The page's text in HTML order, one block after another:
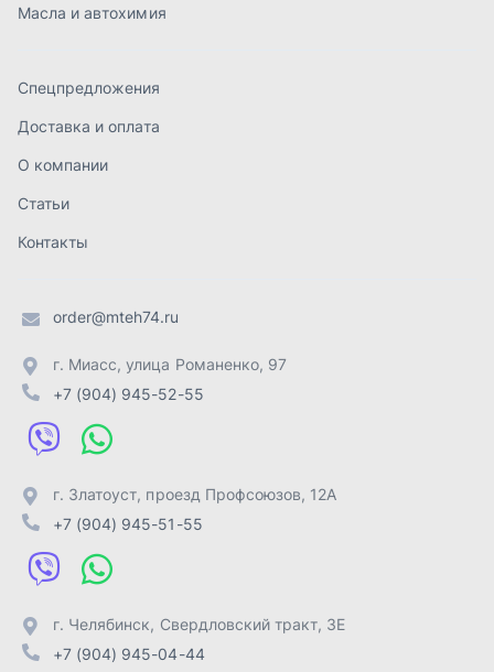
order@mteh74.ru
+7 (904) 945-52-55
г. Златоуст
г. Челябинск
+7 (904) 945-04-44
Отправить заявку
ИП Лахтачёв О.В.
Разработка -